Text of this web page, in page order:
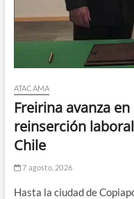
ATACAMA
Freirina avanza
reinserción
Chile
7 agosto, 2026
Hasta la ciudad de